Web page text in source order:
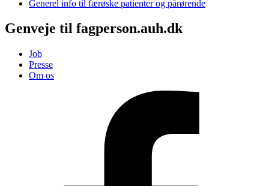
Generel info til færøske patienter og pårørende
Genveje til fagperson.auh.dk
Job
Presse
Om os